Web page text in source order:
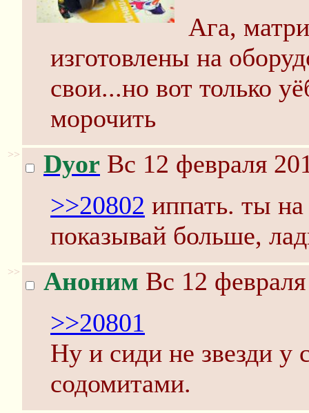
Ага,
изготовлены на
свои...но вот только
морочить
>> Dyor Вс 12 февраля
>>20802 иппать. ты на
показывай больше,
>> Аноним Вс 12
>>20801
Ну и сиди не звезди у
содомитами.